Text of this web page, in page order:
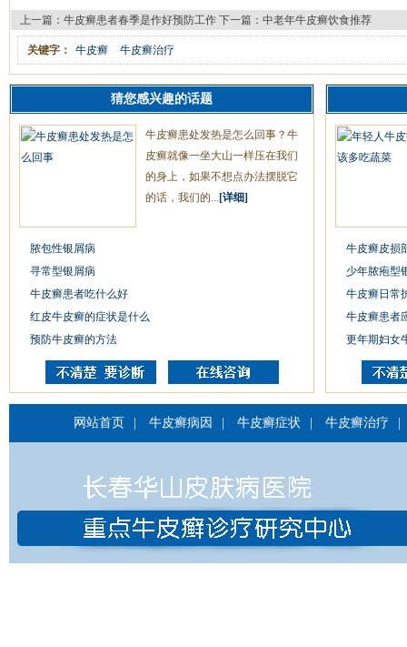
上一篇： 牛皮癣患者春季是作好预防工作 下一篇： 中老年牛皮癣饮食推荐
关键字： 牛皮癣 牛皮癣治疗
猜您感兴趣的话题
牛皮癣患处发热是怎么回事？牛
皮癣就像一坐大山一样压在我们
的身上，如果不想点办法摆脱它
的话，我们的... [详细]
脓包性银屑病
寻常型银屑病
牛皮癣患者吃什么好
红皮牛皮癣的症状是什么
预防牛皮癣的方法
牛皮癣皮损
少年脓疱型
牛皮癣日常
牛皮癣患者
更年期妇女
网站首页 牛皮癣病因 牛皮癣症状 牛皮癣治疗